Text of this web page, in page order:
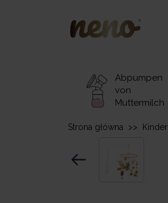
Abpumpen
von
Muttermilch
Strona główna >>